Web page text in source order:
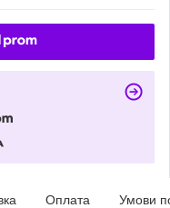
Оплата Умови